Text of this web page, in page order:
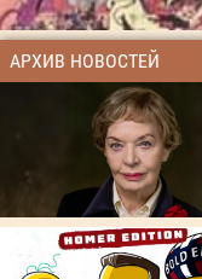
АРХИВ НОВОСТЕЙ